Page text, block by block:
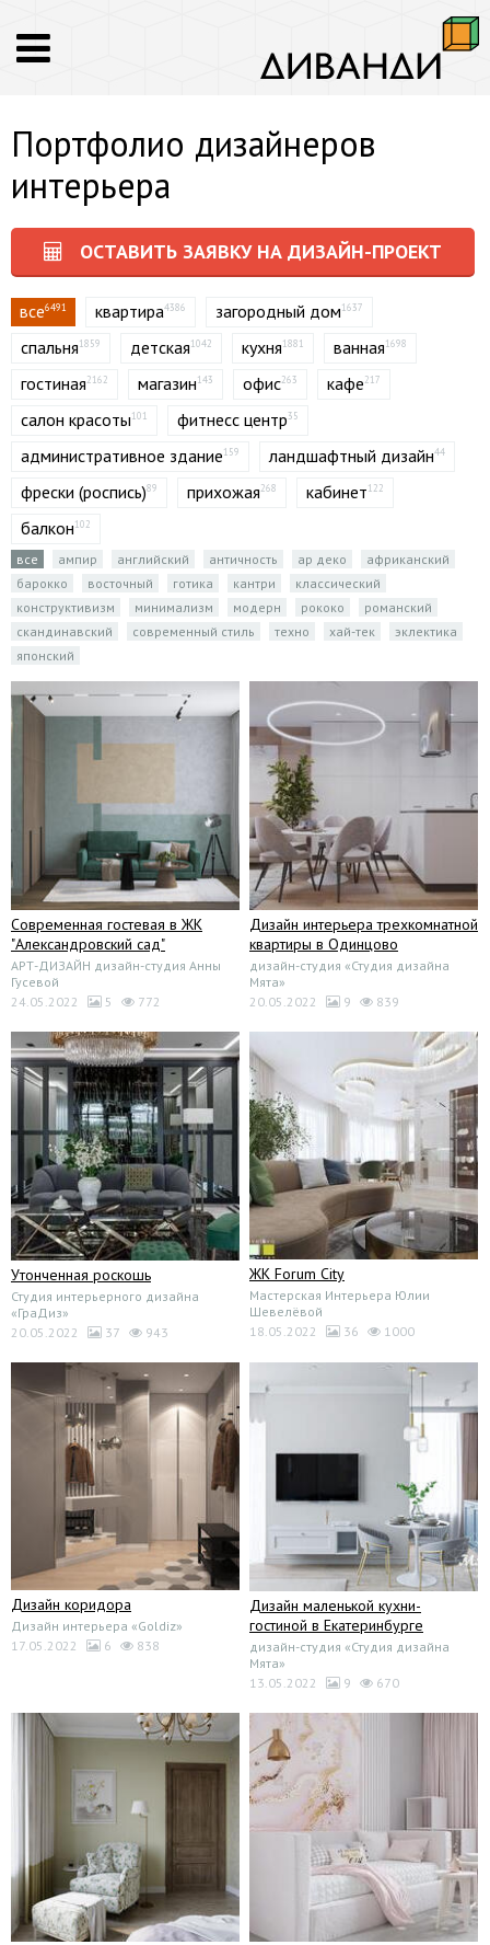
Портфолио дизайнеров
интерьера
ОСТАВИТЬ ЗАЯВКУ НА ДИЗАЙН-ПРОЕКТ
все6491 квартира4386 загородный дом1637
спальня1859 детская1042 кухня1881 ванная1698
гостиная2162 магазин143 офис263 кафе217
салон красоты101 фитнесс центр35
административное здание159 ландшафтный дизайн44
фрески (роспись)89 прихожая268 кабинет122
балкон102
все ампир английский античность ар деко
африканский
барокко
восточный готика кантри
классический
конструктивизм
минимализм модерн рококо
романский
скандинавский
современный стиль техно хай-тек
эклектика
японский
Современная гостевая в ЖК
"Александровский сад"
АРТ-ДИЗАЙН дизайн-студия Анны
Гусевой
24.05.2022
5 772
Дизайн интерьера трехкомнатной
квартиры в Одинцово
дизайн-студия «Студия дизайна
Мята»
20.05.2022
9 839
Утонченная роскошь
Студия интерьерного дизайнa
«ГраДиз»
20.05.2022
37 943
ЖК Forum City
Мастерская Интерьера Юлии
Шевелёвой
18.05.2022
36 1000
Дизайн коридора
Дизайн интерьера «Goldiz»
17.05.2022
6 838
Дизайн маленькой кухни-
гостиной в Екатеринбурге
дизайн-студия «Студия дизайна
Мята»
13.05.2022
9 670